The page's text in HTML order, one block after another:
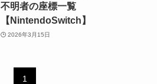
不明者の座標一覧
【NintendoSwitch】
2026年3月15日
1